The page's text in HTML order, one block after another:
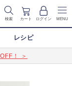
検索 カート ログイン MENU
レシピ
！ ＞